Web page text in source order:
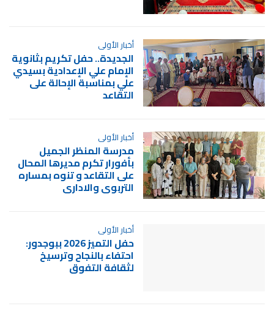
أخبار الأولى
الجديدة.. حفل تكريم بثانوية
الإمام علي الإعدادية بسيدي
علي بمناسبة الإحالة على
التقاعد
أخبار الأولى
مدرسة المنظر الجميل
بأفورار تكرم مديرها المحال
على التقاعد و تنوه بمساره
التربوي والاداري
أخبار الأولى
حفل التميز 2026 ببوجدور:
احتفاء بالنجاح وترسيخ
لثقافة التفوق